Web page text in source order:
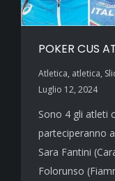
POKER CUS
Atletica, atletica,
Luglio 12, 2024
Sono 4 gli atleti
parteciperanno
Sara Fantini
Folorunso